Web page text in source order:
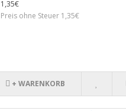
1,35€
Preis ohne Steuer 1,35€
+ WARENKORB